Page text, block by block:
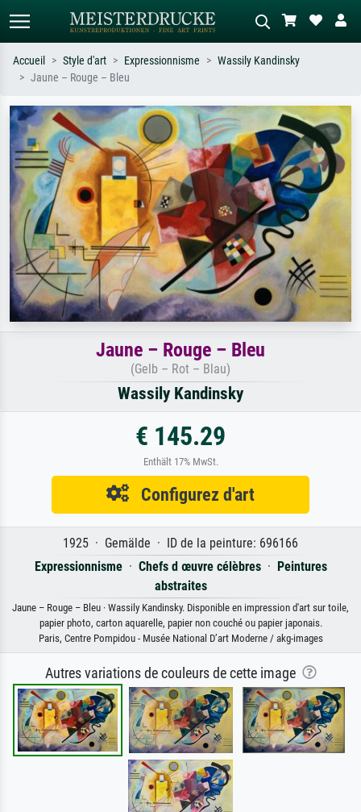
Recherchez par artiste, titre ou style –
ex. Monet, Nuit étoilée,
impressionnisme, vague de Hokusai,
nu.
Décrivez la scène – ex. prairie verte,
abstrait avec beaucoup de rouge,
tableau sombre, nu debout près d'un
arbre.
Accueil Style d'art Expressionnisme
Wassily Kandinsky
Jaune – Rouge – Bleu
Jaune – Rouge – Bleu
(Gelb – Rot – Blau)
Wassily Kandinsky
€ 145.29
Enthält 17% MwSt.
Configurez d'art
1925 · Gemälde · ID de la peinture: 696166
Expressionnisme· Chefs d œuvre célèbres·
Peintures
abstraites
Jaune – Rouge – Bleu · Wassily Kandinsky. Disponible en impression d'art sur toile,
papier photo, carton aquarelle, papier non couché ou papier japonais.
Paris, Centre Pompidou - Musée National D’art Moderne / akg-images
Autres variations de couleurs de cette image